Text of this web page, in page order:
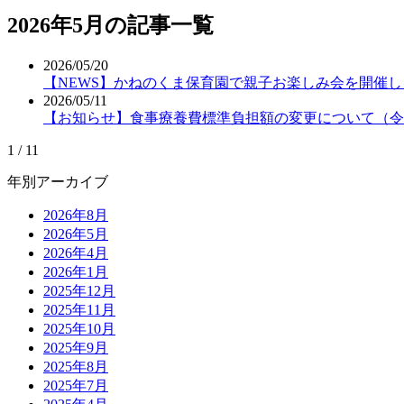
2026年5月の記事一覧
2026/05/20
【NEWS】かねのくま保育園で親子お楽しみ会を開催し
2026/05/11
【お知らせ】食事療養費標準負担額の変更について（
1 / 11
年別アーカイブ
2026年8月
2026年5月
2026年4月
2026年1月
2025年12月
2025年11月
2025年10月
2025年9月
2025年8月
2025年7月